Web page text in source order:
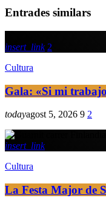
Entrades similars
insert_link 2
Cultura
Gala: «Si mi
todayagost 5, 2026 9 2
insert_link
Cultura
La Festa Major de